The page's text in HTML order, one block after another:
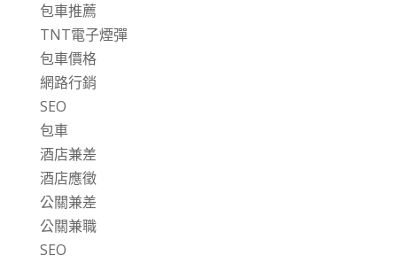
包車推薦
TNT電子煙彈
包車價格
網路行銷
SEO
包車
酒店兼差
酒店應徵
公關兼差
公關兼職
SEO